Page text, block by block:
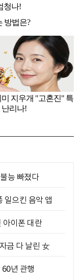
능 빠졌다
일으킨 음악 앱
이폰 대란
금 다 날린 女
년 관행